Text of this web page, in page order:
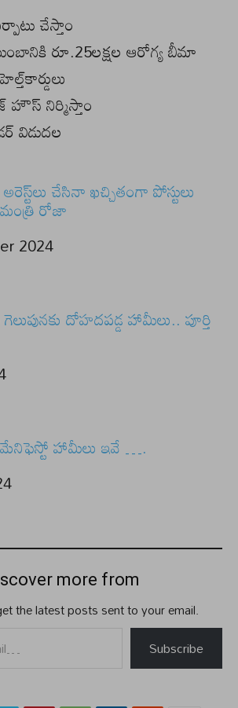
చేస్తాం
రూ.25లక్షల ఆరోగ్య బీమా
నిర్మిస్తాం
విడుదల
చేసినా ఖచ్చితంగా పోస్టులు
రోజా
2024
దోహదపడ్డ హామీలు.. పూర్తి
హామీలు ఇవే ….
more from
the latest posts sent to your email.
Subscribe